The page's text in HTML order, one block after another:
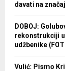
davati na
DOBOJ:
rekonstrukciji u
udžbenike
Vulić: Pismo